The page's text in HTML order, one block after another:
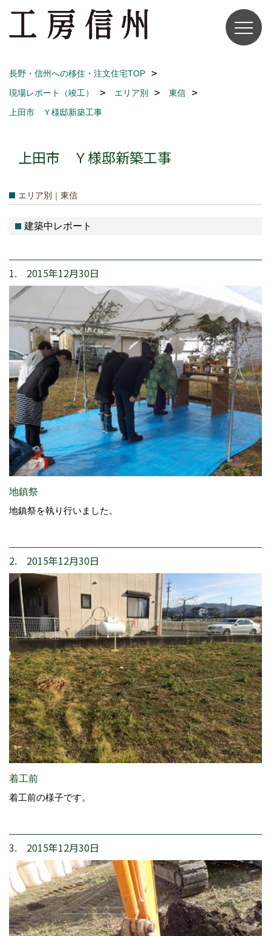
長野・信州への移住・注文住宅TOP
現場レポート（竣工）
エリア別
東信
上田市 Ｙ様邸新築工事
上田市 Ｙ様邸新築工事
エリア別｜東信
建築中レポート
1. 2015年12月30日
地鎮祭
地鎮祭を執り行いました。
2. 2015年12月30日
着工前
着工前の様子です。
3. 2015年12月30日